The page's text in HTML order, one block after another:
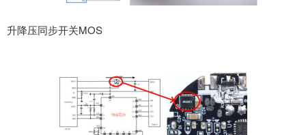
升降压同步开关MOS